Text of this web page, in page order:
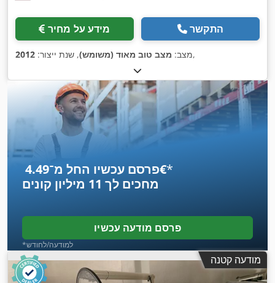
מידע על מחיר התקשר
מצב: מצב טוב מאוד (משומש), שנת ייצור: 2012 ,
פרסם עכשיו החל מ־‏4.49 ‏€*
מחכים לך 11 מיליון קונים
פרסם מודעה עכשיו
*למודעה/לחודש
מודעה קטנה